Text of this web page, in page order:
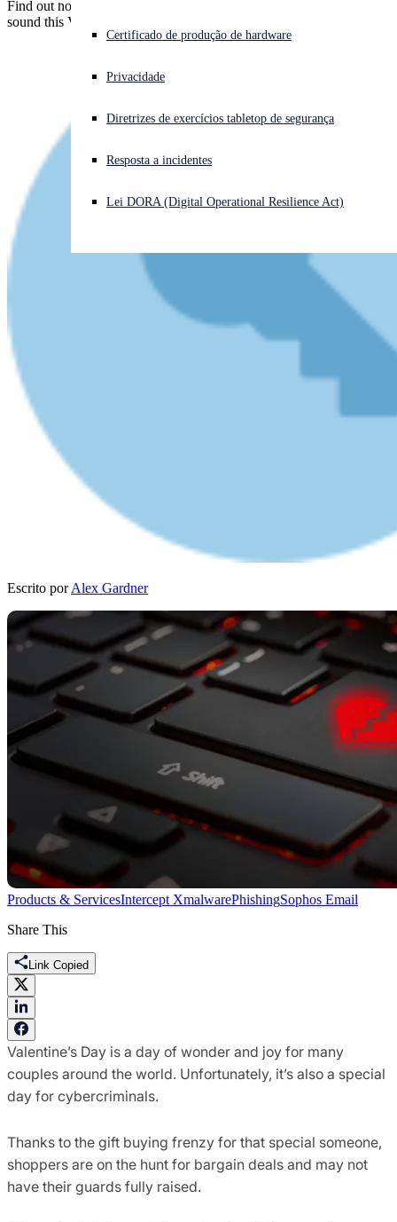
Enfrentando um ataque cibernético? Obtenha ajuda imediata
Português (Brasil) Open language switcher
Certificado de produção de hardware
Privacidade
Diretrizes de exercícios tabletop de segurança
Resposta a incidentes
Lei DORA (Digital Operational Resilience Act)
Find out how Sophos can help you keep your employees safe and
sound this Valentine's weekend.
Escrito por Alex Gardner
Products & ServicesIntercept XmalwarePhishingSophos Email
Share This
Link Copied
Valentine’s Day is a day of wonder and joy for many
couples around the world. Unfortunately, it’s also a special
day for cybercriminals.
Thanks to the gift buying frenzy for that special someone,
shoppers are on the hunt for bargain deals and may not
have their guards fully raised.